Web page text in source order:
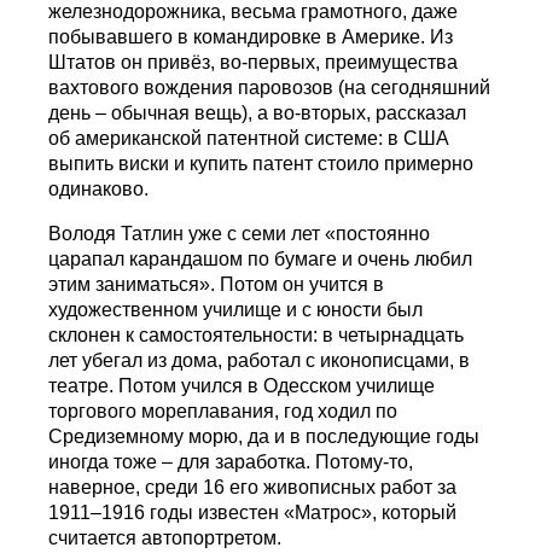
железнодорожника, весьма грамотного, даже
побывавшего в командировке в Америке. Из
Штатов он привёз, во-первых, преимущества
вахтового вождения паровозов (на сегодняшний
день – обычная вещь), а во-вторых, рассказал
об американской патентной системе: в США
выпить виски и купить патент стоило примерно
одинаково.
Володя Татлин уже с семи лет «постоянно
царапал карандашом по бумаге и очень любил
этим заниматься». Потом он учится в
художественном училище и с юности был
склонен к самостоятельности: в четырнадцать
лет убегал из дома, работал с иконописцами, в
театре. Потом учился в Одесском училище
торгового мореплавания, год ходил по
Средиземному морю, да и в последующие годы
иногда тоже – для заработка. Потому-то,
наверное, среди 16 его живописных работ за
1911–1916 годы известен «Матрос», который
считается автопортретом.